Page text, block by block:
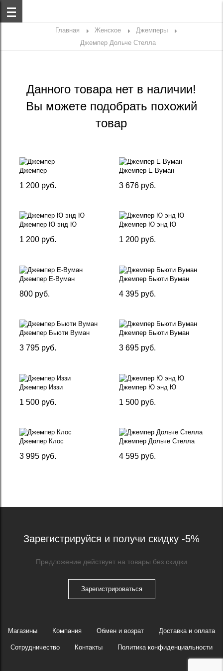
Главная Женское
Джемперы
Джемпер Дольче Стелла
Данного товара нет в наличии!
Вы можете подобрать похожий
товар
Джемпер
1 200 руб.
Джемпер Е-Вуман
3 676 руб.
Джемпер Ю энд Ю
1 200 руб.
Джемпер Ю энд Ю
1 200 руб.
Джемпер Е-Вуман
800 руб.
Джемпер Бьюти Вуман
4 395 руб.
Джемпер Бьюти Вуман
3 795 руб.
Джемпер Бьюти Вуман
3 695 руб.
Джемпер Иззи
1 500 руб.
Джемпер Ю энд Ю
1 500 руб.
Джемпер Клос
3 995 руб.
Джемпер Дольче Стелла
4 595 руб.
Зарегистрируйся и получи скидку -5%
Предложение действует на товары без скидки
Зарегистрироваться
Магазины Компания Обмен и возрат Доставка и оплата
Сотрудничество Контакты Политика конфиденциальности